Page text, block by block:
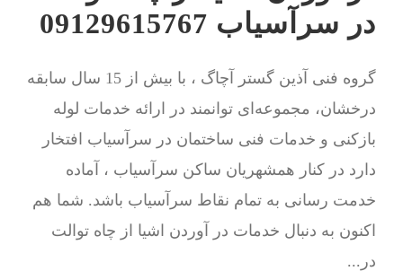
در سرآسیاب 09129615767
گروه فنی آذین گستر آچاگ ، با بیش از 15 سال سابقه
درخشان، مجموعه‌ای توانمند در ارائه خدمات لوله
بازکنی و خدمات فنی ساختمان در سرآسیاب افتخار
دارد در کنار همشهریان ساکن سرآسیاب ، آماده
خدمت رسانی به تمام نقاط سرآسیاب باشد. شما هم
اکنون به دنبال خدمات در آوردن اشیا از چاه توالت
در...